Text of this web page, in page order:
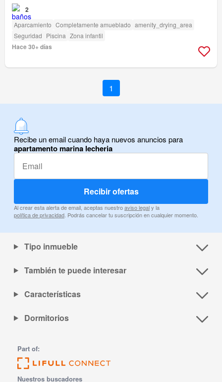
2
Aparcamiento Completamente amueblado amenity_drying_area
Seguridad Piscina Zona infantil
Hace 30+ días
1
Recibe un email cuando haya nuevos anuncios para
apartamento marina lecheria
Recibir ofertas
Al crear esta alerta de email, aceptas nuestroaviso legaly la
política de privacidad . Podrás cancelar tu suscripción en cualquier momento.
Tipo inmueble
También te puede interesar
Características
Dormitorios
Part of:
Nuestros buscadores